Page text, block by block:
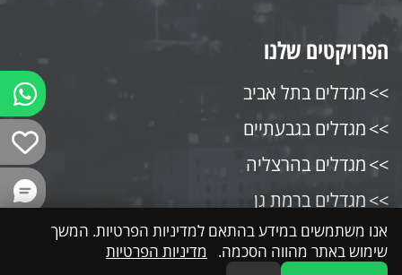
הפרויקטים שלנו
מגדלים בתל אביב
מגדלים בגבעתיים
מגדלים בהרצליה
מגדלים ברמת גן
מגדלים בבני ברק
אנו משתמשים במידע בהתאם למדיניות הפרטיות. המשך
שימוש באתר מהווה הסכמה. מדיניות הפרטיות